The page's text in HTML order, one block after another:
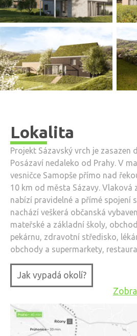
Lokalita
Projekt Sázavský vrch je zasazen
Posázaví nedaleko od Prahy. V
vesničce Samopše přímo nad
10 km od města Sázavy. Vlaková
nabízí pravidelné a přímé spojení
nachází veškerá občanská
mateřské a základní školy,
pekárnu, zdravotní středisko,
obchody a supermarkety,
Jak vypadá okolí?